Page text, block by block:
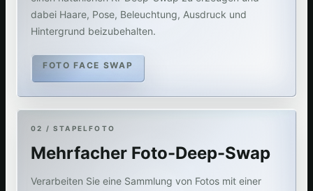
dabei Haare, Pose, Beleuchtung, Ausdruck und
Hintergrund beizubehalten.
FOTO FACE SWAP
02 / STAPELFOTO
Mehrfacher Foto-Deep-Swap
Verarbeiten Sie eine Sammlung von Fotos mit einer